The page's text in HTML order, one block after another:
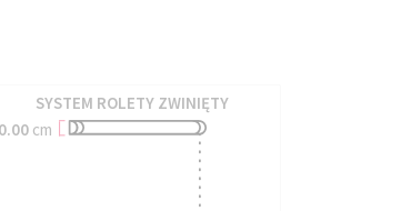
SYSTEM ROLETY ZWINIĘTY
0.00cm